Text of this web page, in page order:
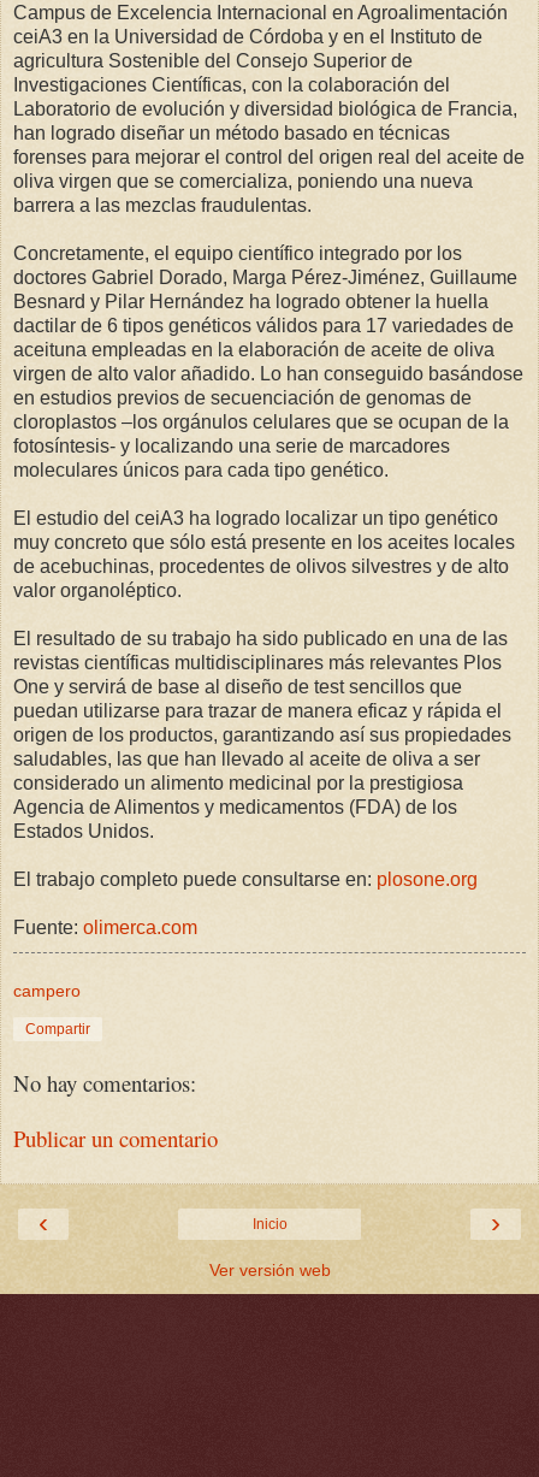
Campus de Excelencia Internacional en Agroalimentación
ceiA3 en la Universidad de Córdoba y en el Instituto de
agricultura Sostenible del Consejo Superior de
Investigaciones Científicas, con la colaboración del
Laboratorio de evolución y diversidad biológica de Francia,
han logrado diseñar un método basado en técnicas
forenses para mejorar el control del origen real del aceite de
oliva virgen que se comercializa, poniendo una nueva
barrera a las mezclas fraudulentas.
Concretamente, el equipo científico integrado por los
doctores Gabriel Dorado, Marga Pérez-Jiménez, Guillaume
Besnard y Pilar Hernández ha logrado obtener la huella
dactilar de 6 tipos genéticos válidos para 17 variedades de
aceituna empleadas en la elaboración de aceite de oliva
virgen de alto valor añadido. Lo han conseguido basándose
en estudios previos de secuenciación de genomas de
cloroplastos –los orgánulos celulares que se ocupan de la
fotosíntesis- y localizando una serie de marcadores
moleculares únicos para cada tipo genético.
El estudio del ceiA3 ha logrado localizar un tipo genético
muy concreto que sólo está presente en los aceites locales
de acebuchinas, procedentes de olivos silvestres y de alto
valor organoléptico.
El resultado de su trabajo ha sido publicado en una de las
revistas científicas multidisciplinares más relevantes Plos
One y servirá de base al diseño de test sencillos que
puedan utilizarse para trazar de manera eficaz y rápida el
origen de los productos, garantizando así sus propiedades
saludables, las que han llevado al aceite de oliva a ser
considerado un alimento medicinal por la prestigiosa
Agencia de Alimentos y medicamentos (FDA) de los
Estados Unidos.
El trabajo completo puede consultarse en: plosone.org
Fuente: olimerca.com
campero
Compartir
No hay comentarios:
Publicar un comentario
‹ ›
Inicio
Ver versión web